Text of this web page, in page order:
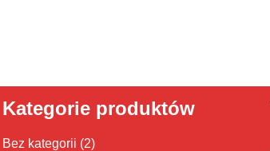
Kategorie produktów
Bez kategorii (2)